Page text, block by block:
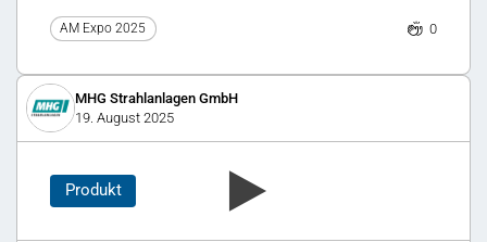
AM Expo 2025 0
MHG Strahlanlagen GmbH
19. August 2025
Produkt